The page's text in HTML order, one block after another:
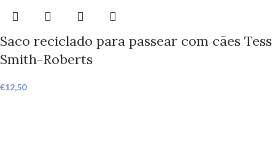
Saco reciclado para passear com cães Tess
Smith-Roberts
€12,50